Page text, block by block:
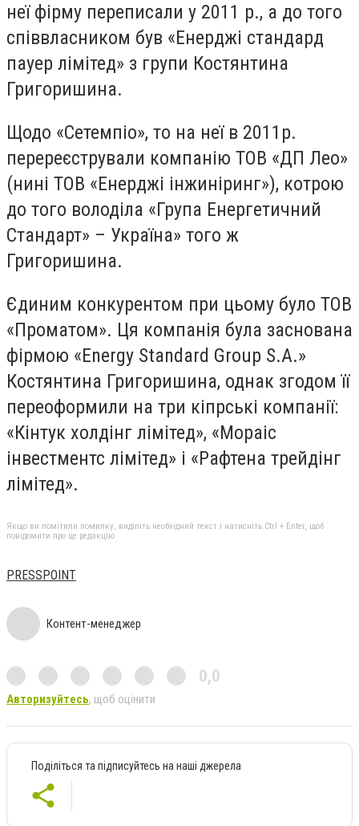
неї фірму переписали у 2011 р., а до того
співвласником був «Енерджі стандард
пауер лімітед» з групи Костянтина
Григоришина.
Щодо «Сетемпіо», то на неї в 2011р.
перереєстрували компанію ТОВ «ДП Лео»
(нині ТОВ «Енерджі інжиніринг»), котрою
до того володіла «Група Енергетичний
Стандарт» – Україна» того ж
Григоришина.
Єдиним конкурентом при цьому було ТОВ
«Проматом». Ця компанія була заснована
фірмою «Energy Standard Group S.A.»
Костянтина Григоришина, однак згодом її
переоформили на три кіпрські компанії:
«Кінтук холдінг лімітед», «Мораіс
інвестментс лімітед» і «Рафтена трейдінг
лімітед».
Якщо ви помітили помилку, виділіть необхідний текст і натисніть Ctrl + Enter, щоб
повідомити про це редакцію
PRESSPOINT
Контент-менеджер
0,0
Авторизуйтесь, щоб оцінити
Поділіться та підписуйтесь на наші джерела